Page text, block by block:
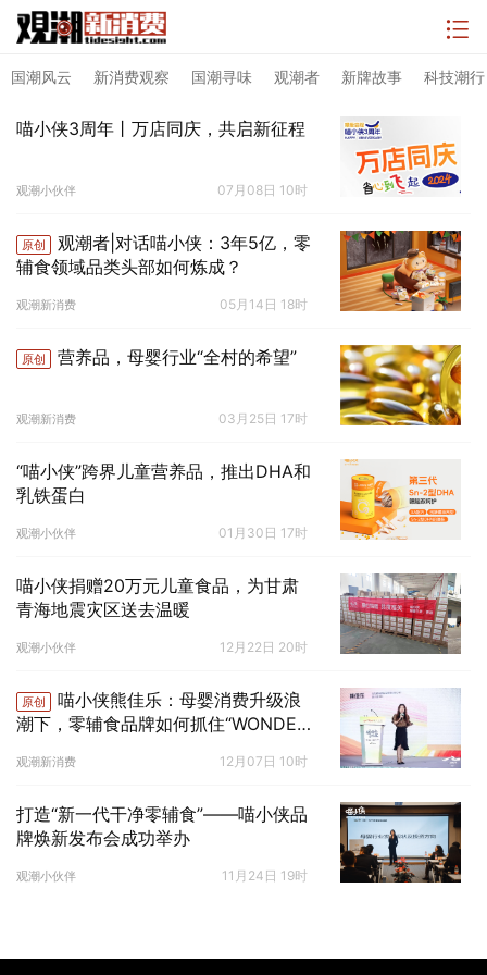
国潮风云 新消费观察 国潮寻味 观潮者 新牌故事 科技潮行
喵小侠3周年丨万店同庆，共启新征程
观潮小伙伴 07月08日 10时
原创
观潮者|对话喵小侠：3年5亿，零
辅食领域品类头部如何炼成？
观潮新消费 05月14日 18时
原创 营养品，母婴行业“全村的希望”
观潮新消费 03月25日 17时
“喵小侠”跨界儿童营养品，推出DHA和
乳铁蛋白
观潮小伙伴 01月30日 17时
喵小侠捐赠20万元儿童食品，为甘肃
青海地震灾区送去温暖
观潮小伙伴 12月22日 20时
原创
喵小侠熊佳乐：母婴消费升级浪
潮下，零辅食品牌如何抓住“WONDER
观潮新消费 12月07日 10时
打造“新一代干净零辅食”——喵小侠品
牌焕新发布会成功举办
观潮小伙伴 11月24日 19时